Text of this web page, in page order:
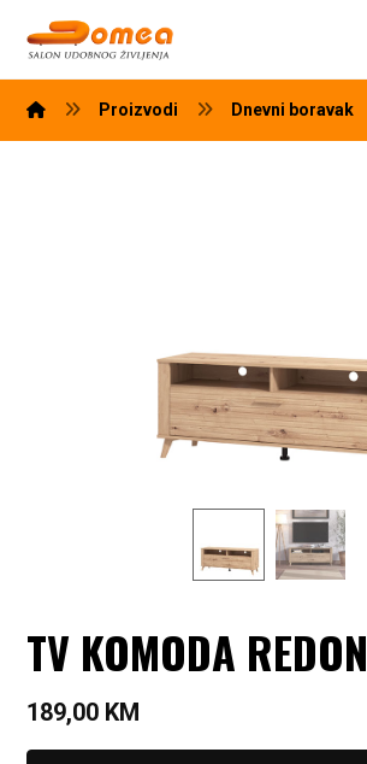
Proizvodi Dnevni boravak
TV KOMODA REDON
189,00 KM